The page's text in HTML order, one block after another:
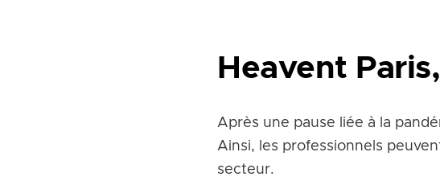
Heavent
Après une pause liée à la
Ainsi, les professionnels
secteur.